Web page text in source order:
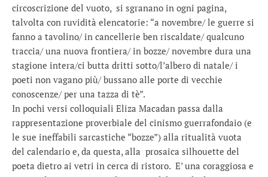
circoscrizione del vuoto, si sgranano in ogni pagina,
talvolta con ruvidità elencatorie: “a novembre/ le guerre si
fanno a tavolino/ in cancellerie ben riscaldate/ qualcuno
traccia/ una nuova frontiera/ in bozze/ novembre dura una
stagione intera/ci butta dritti sotto/l’albero di natale/ i
poeti non vagano più/ bussano alle porte di vecchie
conoscenze/ per una tazza di tè”.
In pochi versi colloquiali Eliza Macadan passa dalla
rappresentazione proverbiale del cinismo guerrafondaio (e
le sue ineffabili sarcastiche “bozze”) alla ritualità vuota
del calendario e, da questa, alla prosaica silhouette del
poeta dietro ai vetri in cerca di ristoro. E’ una coraggiosa e